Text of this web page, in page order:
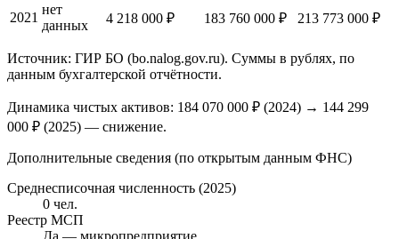
2021
нет
данных
4 218 000 ₽ 183 760 000 ₽ 213 773 000 ₽
Источник: ГИР БО (bo.nalog.gov.ru). Суммы в рублях, по
данным бухгалтерской отчётности.
Динамика чистых активов: 184 070 000 ₽ (2024) → 144 299
000 ₽ (2025) — снижение.
Дополнительные сведения (по открытым данным ФНС)
Среднесписочная численность (2025)
0 чел.
Реестр МСП
Да — микропредприятие